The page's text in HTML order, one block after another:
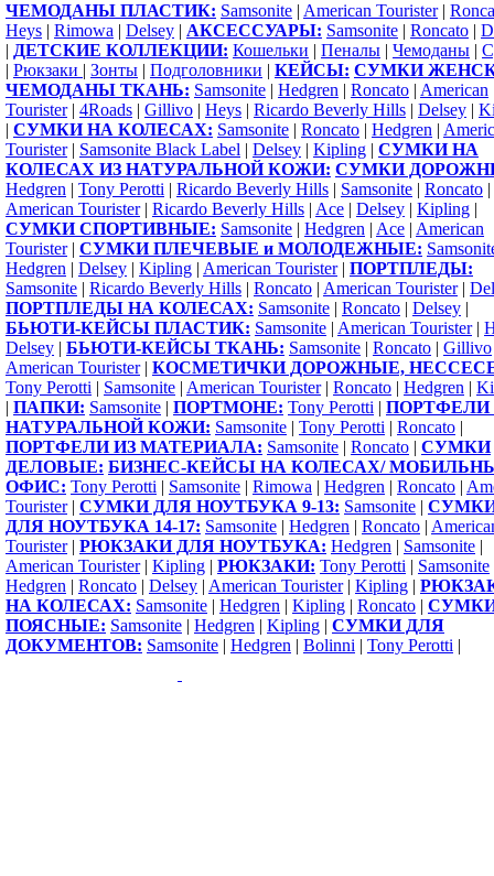
ЧЕМОДАНЫ ПЛАСТИК: Samsonite | American Tourister|
Heys | Rimowa | Delsey | АКСЕССУАРЫ: Samsonite | Roncato |
| ДЕТСКИЕ КОЛЛЕКЦИИ: Кошельки | Пеналы | Чемоданы |
| Рюкзаки | Зонты | Подголовники | КЕЙСЫ: СУМКИ
ЧЕМОДАНЫ ТКАНЬ: Samsonite | Hedgren | Roncato | American
Tourister| 4Roads | Gillivo | Heys | Ricardo Beverly Hills | Delsey |
| СУМКИ НА КОЛЕСАХ: Samsonite | Roncato | Hedgren |
Tourister| Samsonite Black Label | Delsey | Kipling | СУМКИ НА
КОЛЕСАХ ИЗ НАТУРАЛЬНОЙ КОЖИ: СУМКИ
Hedgren | Tony Perotti | Ricardo Beverly Hills | Samsonite | Roncato |
American Tourister| Ricardo Beverly Hills | Ace | Delsey | Kipling |
СУМКИ СПОРТИВНЫЕ: Samsonite | Hedgren | Ace | American
Tourister| СУМКИ ПЛЕЧЕВЫЕ и МОЛОДЕЖНЫЕ:
Hedgren | Delsey | Kipling | American Tourister| ПОРТПЛЕДЫ:
Samsonite | Ricardo Beverly Hills | Roncato | American Tourister|
ПОРТПЛЕДЫ НА КОЛЕСАХ: Samsonite | Roncato | Delsey |
БЬЮТИ-КЕЙСЫ ПЛАСТИК: Samsonite | American Tourister|
Delsey | БЬЮТИ-КЕЙСЫ ТКАНЬ: Samsonite | Roncato | Gillivo
American Tourister| КОСМЕТИЧКИ ДОРОЖНЫЕ,
Tony Perotti | Samsonite | American Tourister| Roncato | Hedgren |
| ПАПКИ: Samsonite | ПОРТМОНЕ: Tony Perotti | ПОРТФЕЛИ
НАТУРАЛЬНОЙ КОЖИ: Samsonite | Tony Perotti | Roncato |
ПОРТФЕЛИ ИЗ МАТЕРИАЛА: Samsonite | Roncato | СУМКИ
ДЕЛОВЫЕ: БИЗНЕС-КЕЙСЫ НА КОЛЕСАХ/
ОФИС: Tony Perotti | Samsonite | Rimowa | Hedgren | Roncato |
Tourister| СУМКИ ДЛЯ НОУТБУКА 9-13: Samsonite |
ДЛЯ НОУТБУКА 14-17: Samsonite | Hedgren | Roncato |
Tourister| РЮКЗАКИ ДЛЯ НОУТБУКА: Hedgren | Samsonite |
American Tourister| Kipling | РЮКЗАКИ: Tony Perotti | Samsonite
Hedgren | Roncato | Delsey | American Tourister| Kipling |
НА КОЛЕСАХ: Samsonite | Hedgren | Kipling | Roncato |
ПОЯСНЫЕ: Samsonite | Hedgren | Kipling | СУМКИ ДЛЯ
ДОКУМЕНТОВ: Samsonite | Hedgren | Bolinni | Tony Perotti |